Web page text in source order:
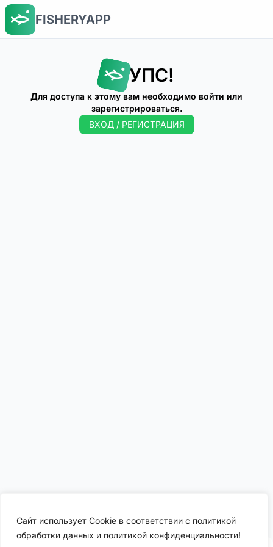
Сайт использует Cookie в соответствии с политикой
обработки данных и политикой конфиденциальности!
FISHERYAPP
УПС!
Для доступа к этому вам необходимо войти или
зарегистрироваться.
ВХОД / РЕГИСТРАЦИЯ